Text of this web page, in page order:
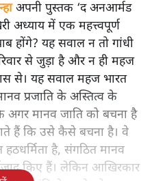
अपनी पुस्तक ‘द अनआर्मड
अध्याय में एक महत्त्वपूर्ण
होंगे? यह सवाल न तो गांधी
से जुड़ा है और न ही महज
से। यह सवाल महज भारत
प्रजाति के अस्तित्व के
मानव जाति को बचना है
हैं कि उसे कैसे बचना है। वे
है, संगठित मानव
किए हैं। लेकिन आखिरकार